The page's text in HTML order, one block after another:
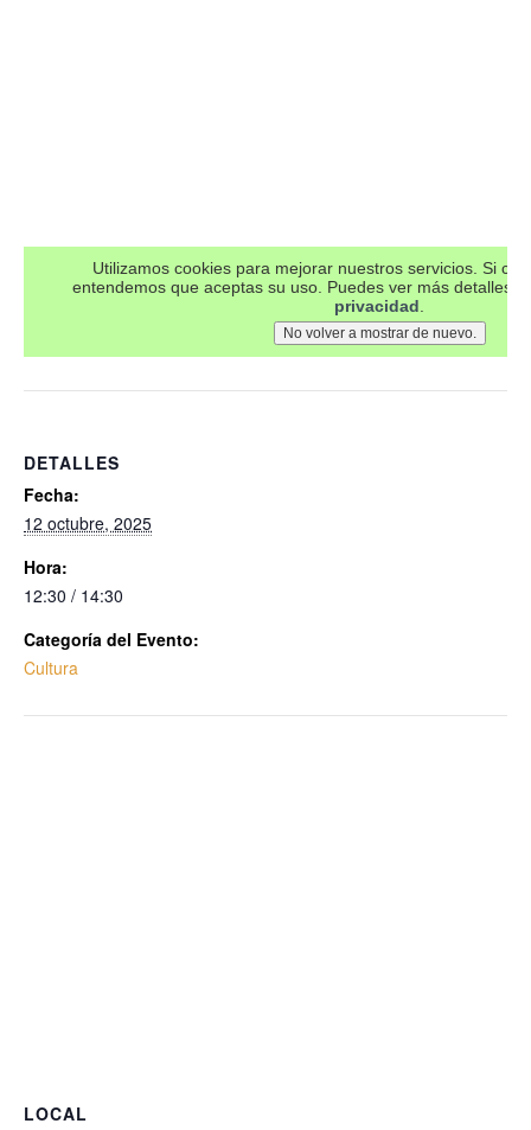
DETALLES
Fecha:
12 octubre, 2025
Hora:
12:30 / 14:30
Categoría del Evento:
Cultura
LOCAL